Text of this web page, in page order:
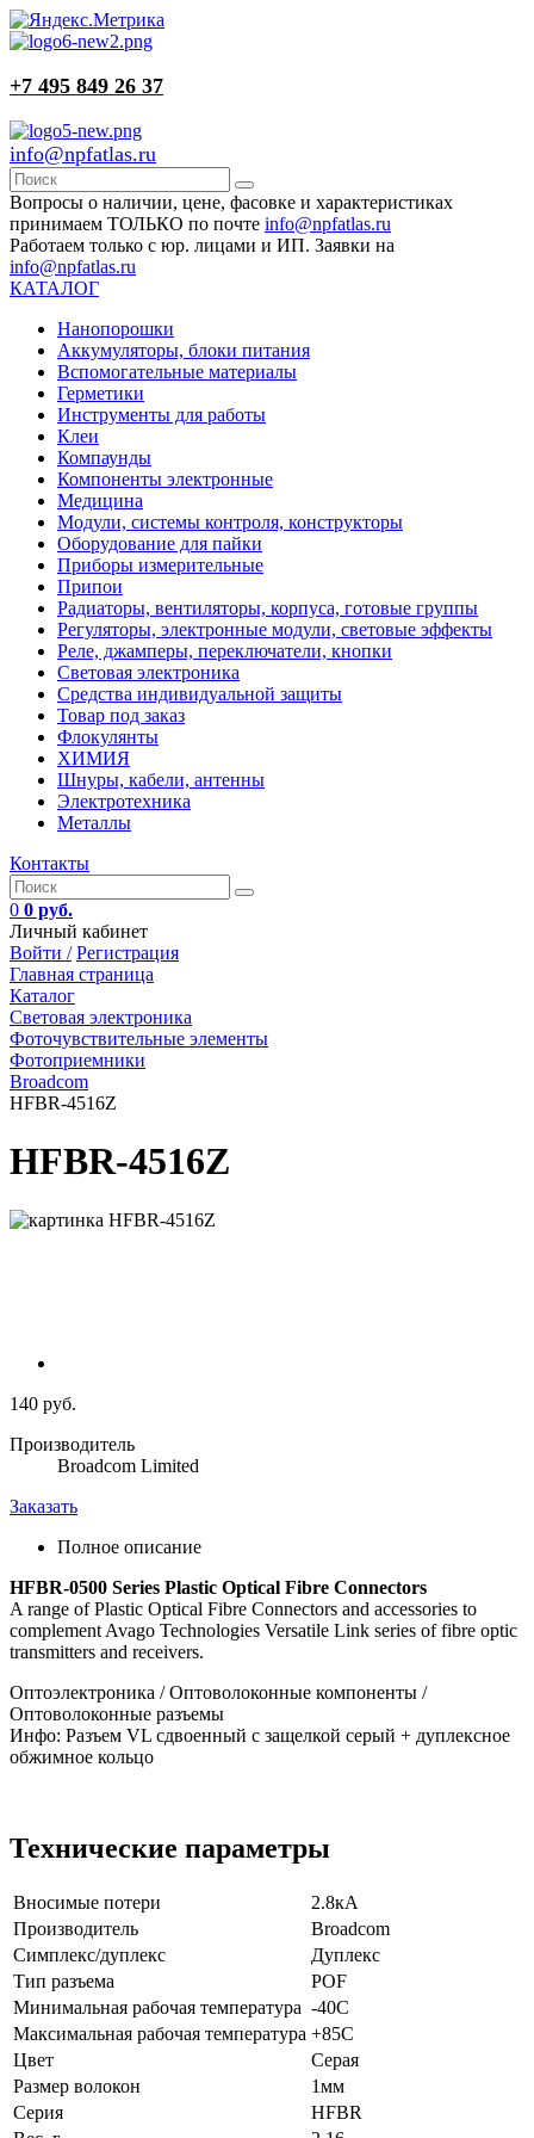
+7 495 849 26 37
info@npfatlas.ru
Вопросы о наличии, цене, фасовке и характеристиках
принимаем ТОЛЬКО по почте info@npfatlas.ru
Работаем только с юр. лицами и ИП. Заявки на
info@npfatlas.ru
КАТАЛОГ
Нанопорошки
Аккумуляторы, блоки питания
Вспомогательные материалы
Герметики
Инструменты для работы
Клеи
Компаунды
Компоненты электронные
Медицина
Модули, системы контроля, конструкторы
Оборудование для пайки
Приборы измерительные
Припои
Радиаторы, вентиляторы, корпуса, готовые группы
Регуляторы, электронные модули, световые эффекты
Реле, джамперы, переключатели, кнопки
Световая электроника
Средства индивидуальной защиты
Товар под заказ
Флокулянты
ХИМИЯ
Шнуры, кабели, антенны
Электротехника
Металлы
Контакты
0 0 руб.
Личный кабинет
Войти / Регистрация
Главная страница
Каталог
Световая электроника
Фоточувствительные элементы
Фотоприемники
Broadcom
HFBR-4516Z
HFBR-4516Z
140 руб.
Производитель
Broadcom Limited
Заказать
Полное описание
HFBR-0500 Series Plastic Optical Fibre Connectors
A range of Plastic Optical Fibre Connectors and accessories to
complement Avago Technologies Versatile Link series of fibre optic
transmitters and receivers.
Оптоэлектроника / Оптоволоконные компоненты /
Оптоволоконные разъемы
Инфо: Разъем VL сдвоенный с защелкой серый + дуплексное
обжимное кольцо
Технические параметры
Вносимые потери
2.8кА
Производитель
Broadcom
Симплекс/дуплекс
Дуплекс
Тип разъема
POF
Минимальная рабочая температура -40C
Максимальная рабочая температура +85C
Цвет
Серая
Размер волокон
1мм
Серия
HFBR